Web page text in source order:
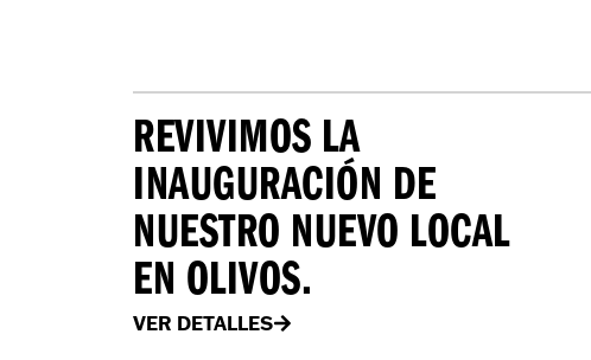
REVIVIMOS LA
INAUGURACIÓN DE
NUESTRO NUEVO LOCAL
EN OLIVOS.
VER DETALLES